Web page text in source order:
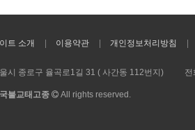
트 소개 이용약관 개인정보처리방침
시 종로구 율곡로1길 31 ( 사간동 112번지)
불교태고종 All rights reserved.